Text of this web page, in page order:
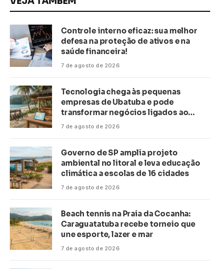
Controle interno eficaz: sua melhor
defesa na proteção de ativos e na
saúde financeira!
7 de agosto de 2026
Tecnologia chega às pequenas
empresas de Ubatuba e pode
transformar negócios ligados ao
turismo no litoral
7 de agosto de 2026
Governo de SP amplia projeto
ambiental no litoral e leva educação
climática a escolas de 16 cidades
7 de agosto de 2026
Beach tennis na Praia da Cocanha:
Caraguatatuba recebe torneio que
une esporte, lazer e mar
7 de agosto de 2026